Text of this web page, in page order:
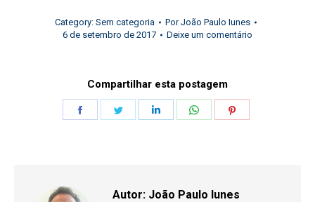
Category: Sem categoria PorJoão Paulo Iunes
6 de setembro de 2017
Deixe um comentário
Compartilhar esta postagem
Autor: João Paulo Iunes